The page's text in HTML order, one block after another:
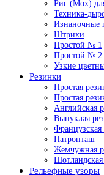
Рис (Мох)
Техника-
Изнаночные
Штрихи
Простой № 1
Простой № 2
Узкие
Резинки
Простая
Простая
Английская
Выпуклая
Патронташ
Жемчужная
Рельефные узоры